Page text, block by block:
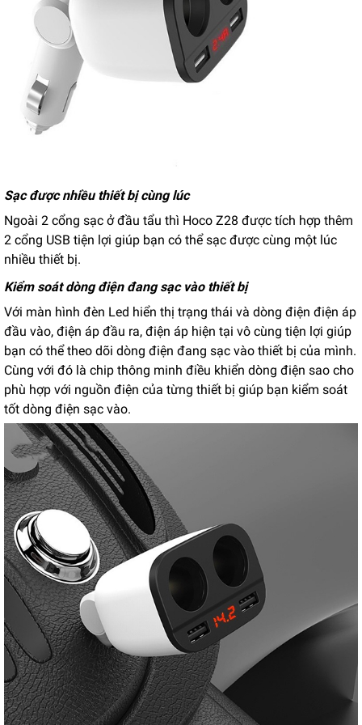
Sạc được nhiều thiết bị cùng lúc
Ngoài 2 cổng sạc ở đầu tẩu thì Hoco Z28 được tích hợp thêm
2 cổng USB tiện lợi giúp bạn có thể sạc được cùng một lúc
nhiều thiết bị.
Kiểm soát dòng điện đang sạc vào thiết bị
Với màn hình đèn Led hiển thị trạng thái và dòng điện điện áp
đầu vào, điện áp đầu ra, điện áp hiện tại vô cùng tiện lợi giúp
bạn có thể theo dõi dòng điện đang sạc vào thiết bị của mình.
Cùng với đó là chip thông minh điều khiển dòng điện sao cho
phù hợp với nguồn điện của từng thiết bị giúp bạn kiểm soát
tốt dòng điện sạc vào.